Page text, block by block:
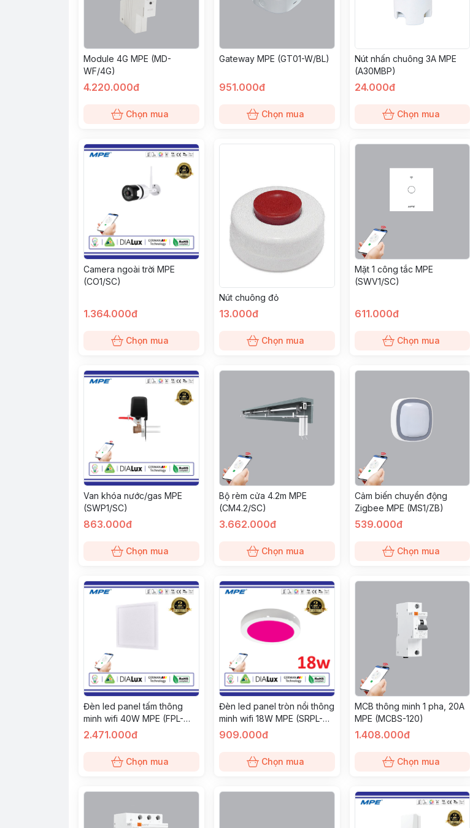
Module 4G MPE (MD-
WF/4G)
4.220.000đ
Chọn mua
Gateway MPE (GT01-W/BL)
951.000đ
Chọn mua
Nút nhấn chuông 3A MPE
(A30MBP)
24.000đ
Chọn mua
Camera ngoài trời MPE
(CO1/SC)
1.364.000đ
Chọn mua
Nút chuông đỏ
13.000đ
Chọn mua
Mặt 1 công tắc MPE
(SWV1/SC)
611.000đ
Chọn mua
Van khóa nước/gas MPE
(SWP1/SC)
863.000đ
Chọn mua
Bộ rèm cửa 4.2m MPE
(CM4.2/SC)
3.662.000đ
Chọn mua
Cảm biến chuyển động
Zigbee MPE (MS1/ZB)
539.000đ
Chọn mua
Đèn led panel tấm thông
minh wifi 40W MPE (FPL-
6060/SC)
2.471.000đ
Chọn mua
Đèn led panel tròn nổi thông
minh wifi 18W MPE (SRPL-
18/SC)
909.000đ
Chọn mua
MCB thông minh 1 pha, 20A
MPE (MCBS-120)
1.408.000đ
Chọn mua